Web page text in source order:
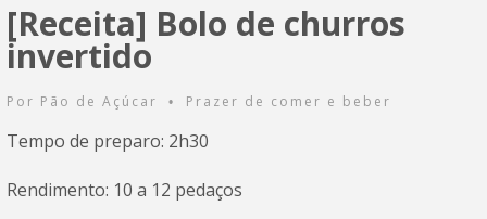
[Receita] Bolo de churros
invertido
Por Pão de Açúcar • Prazer de comer e beber
Tempo de preparo: 2h30
Rendimento: 10 a 12 pedaços